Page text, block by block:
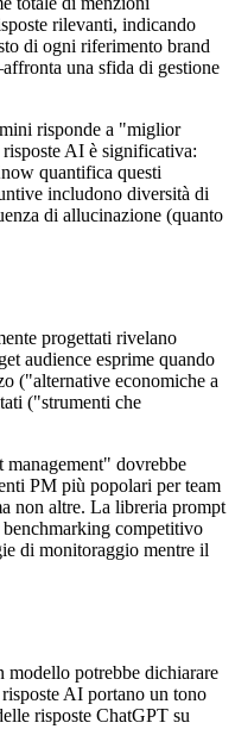
rilevanti, indicando
di ogni riferimento brand
una sfida di gestione
risponde a "miglior
AI è significativa:
quantifica questi
includono diversità di
di allucinazione (quanto
progettati rivelano
audience esprime quando
("alternative economiche a
("strumenti che
dovrebbe
PM più popolari per team
non altre. La libreria prompt
competitivo
di monitoraggio mentre il
potrebbe dichiarare
AI portano un tono
risposte ChatGPT su